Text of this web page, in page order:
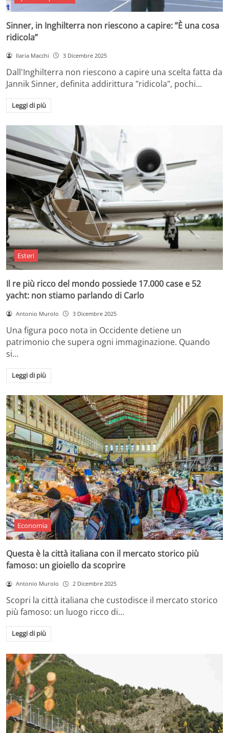
Sinner, in Inghilterra non riescono a capire: ”È una cosa
ridicola”
Ilaria Macchi 3 Dicembre 2025
Dall'Inghilterra non riescono a capire una scelta fatta da
Jannik Sinner, definita addirittura "ridicola", pochi…
Leggi di più
Esteri
Il re più ricco del mondo possiede 17.000 case e 52
yacht: non stiamo parlando di Carlo
Antonio Murolo 3 Dicembre 2025
Una figura poco nota in Occidente detiene un
patrimonio che supera ogni immaginazione. Quando
si…
Leggi di più
Economia
Questa è la città italiana con il mercato storico più
famoso: un gioiello da scoprire
Antonio Murolo 2 Dicembre 2025
Scopri la città italiana che custodisce il mercato storico
più famoso: un luogo ricco di…
Leggi di più